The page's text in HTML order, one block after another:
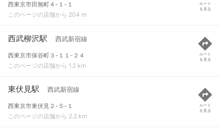
西東京市田無町４-１-１
このページの店舗から 204 m
ルート
を見る
西武柳沢駅 西武新宿線
西東京市保谷町３-１１-２４
このページの店舗から 1.2 km
ルート
を見る
東伏見駅 西武新宿線
西東京市東伏見２-５-１
このページの店舗から 2.2 km
ルート
を見る